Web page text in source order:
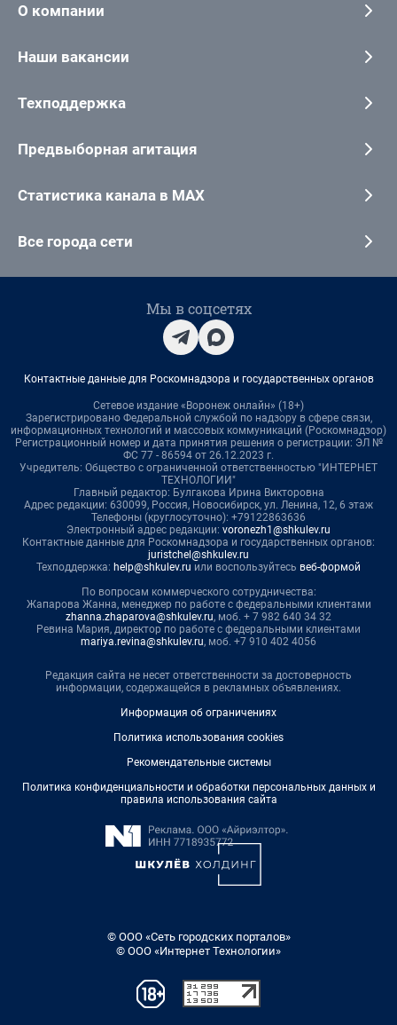
О компании
Наши вакансии
Техподдержка
Предвыборная агитация
Статистика канала в MAX
Все города сети
Мы в соцсетях
Контактные данные для Роскомнадзора и государственных органов
Сетевое издание «Воронеж онлайн» (18+)
Зарегистрировано Федеральной службой по надзору в сфере связи,
информационных технологий и массовых коммуникаций (Роскомнадзор)
Регистрационный номер и дата принятия решения о регистрации: ЭЛ №
ФС 77 - 86594 от 26.12.2023 г.
Учредитель: Общество с ограниченной ответственностью "ИНТЕРНЕТ
ТЕХНОЛОГИИ"
Главный редактор: Булгакова Ирина Викторовна
Адрес редакции: 630099, Россия, Новосибирск, ул. Ленина, 12, 6 этаж
Телефоны (круглосуточно): +79122863636
Электронный адрес редакции: voronezh1@shkulev.ru
Контактные данные для Роскомнадзора и государственных органов:
juristchel@shkulev.ru
Техподдержка: help@shkulev.ru или воспользуйтесь веб-формой
По вопросам коммерческого сотрудничества:
Жапарова Жанна, менеджер по работе с федеральными клиентами
zhanna.zhaparova@shkulev.ru, моб. + 7 982 640 34 32
Ревина Мария, директор по работе с федеральными клиентами
mariya.revina@shkulev.ru, моб. +7 910 402 4056
Редакция сайта не несет ответственности за достоверность
информации, содержащейся в рекламных объявлениях.
Информация об ограничениях
Политика использования cookies
Рекомендательные системы
Политика конфиденциальности и обработки персональных данных и
правила использования сайта
© ООО «Сеть городских порталов»
© ООО «Интернет Технологии»